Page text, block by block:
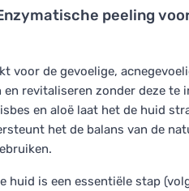
peeling
voor de gevoelige,
revitaliseren zonder deze te
en aloë laat het de huid
het de balans van de
huid is een essentiële stap